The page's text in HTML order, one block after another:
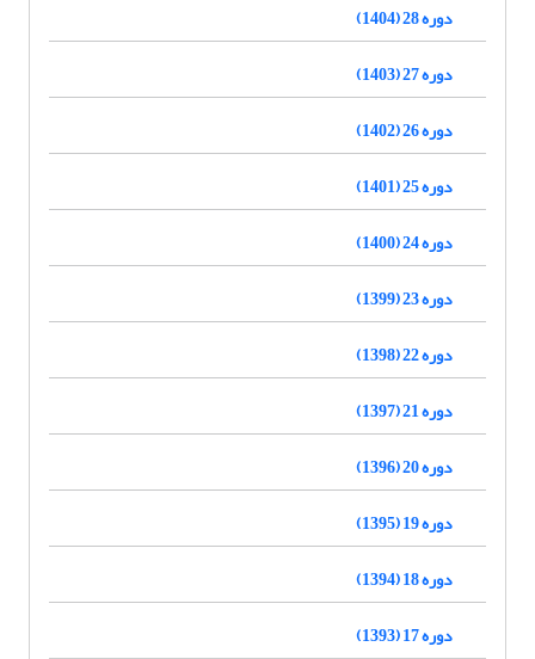
دوره 28 (1404)
دوره 27 (1403)
دوره 26 (1402)
دوره 25 (1401)
دوره 24 (1400)
دوره 23 (1399)
دوره 22 (1398)
دوره 21 (1397)
دوره 20 (1396)
دوره 19 (1395)
دوره 18 (1394)
دوره 17 (1393)